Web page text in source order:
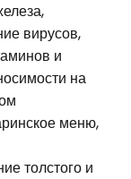
вирусов,
и
на
меню,
толстого и